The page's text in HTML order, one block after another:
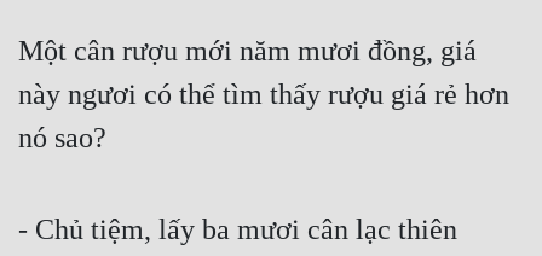
Dị Năng
Gia Đấu
Góc Nhìn Nam
Huyền Huyễn
Một cân rượu mới năm mươi đồng, giá
này ngươi có thể tìm thấy rượu giá rẻ hơn
nó sao?
- Chủ tiệm, lấy ba mươi cân lạc thiên